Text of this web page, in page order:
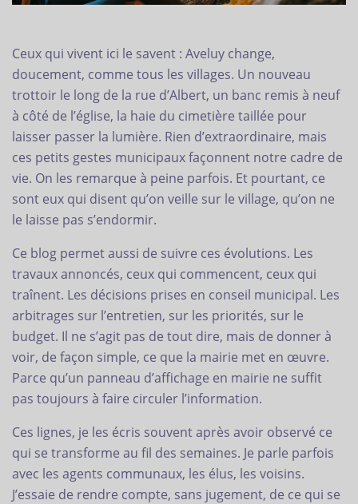
Ceux qui vivent ici le savent : Aveluy change,
doucement, comme tous les villages. Un nouveau
trottoir le long de la rue d’Albert, un banc remis à neuf
à côté de l’église, la haie du cimetière taillée pour
laisser passer la lumière. Rien d’extraordinaire, mais
ces petits gestes municipaux façonnent notre cadre de
vie. On les remarque à peine parfois. Et pourtant, ce
sont eux qui disent qu’on veille sur le village, qu’on ne
le laisse pas s’endormir.
Ce blog permet aussi de suivre ces évolutions. Les
travaux annoncés, ceux qui commencent, ceux qui
traînent. Les décisions prises en conseil municipal. Les
arbitrages sur l’entretien, sur les priorités, sur le
budget. Il ne s’agit pas de tout dire, mais de donner à
voir, de façon simple, ce que la mairie met en œuvre.
Parce qu’un panneau d’affichage en mairie ne suffit
pas toujours à faire circuler l’information.
Ces lignes, je les écris souvent après avoir observé ce
qui se transforme au fil des semaines. Je parle parfois
avec les agents communaux, les élus, les voisins.
J’essaie de rendre compte, sans jugement, de ce qui se